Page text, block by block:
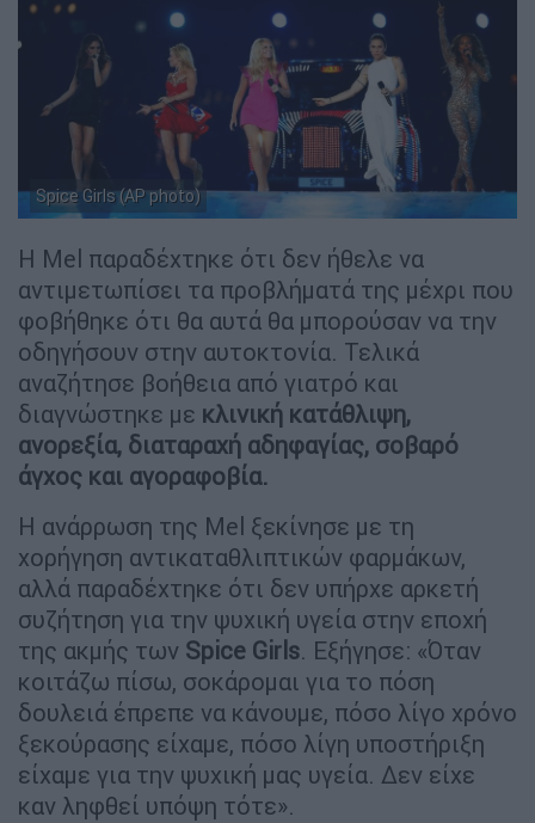
Spice Girls (ΑP photo)
Η Mel παραδέχτηκε ότι δεν ήθελε να
αντιμετωπίσει τα προβλήματά της μέχρι που
φοβήθηκε ότι θα αυτά θα μπορούσαν να την
οδηγήσουν στην αυτοκτονία. Τελικά
αναζήτησε βοήθεια από γιατρό και
διαγνώστηκε με κλινική κατάθλιψη,
ανορεξία, διαταραχή αδηφαγίας, σοβαρό
άγχος και αγοραφοβία.
Η ανάρρωση της Mel ξεκίνησε με τη
χορήγηση αντικαταθλιπτικών φαρμάκων,
αλλά παραδέχτηκε ότι δεν υπήρχε αρκετή
συζήτηση για την ψυχική υγεία στην εποχή
της ακμής των Spice Girls. Εξήγησε: «Όταν
κοιτάζω πίσω, σοκάρομαι για το πόση
δουλειά έπρεπε να κάνουμε, πόσο λίγο χρόνο
ξεκούρασης είχαμε, πόσο λίγη υποστήριξη
είχαμε για την ψυχική μας υγεία. Δεν είχε
καν ληφθεί υπόψη τότε».